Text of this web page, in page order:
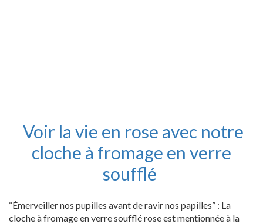
Voir la vie en rose avec notre
cloche à fromage en verre
soufflé
“Émerveiller nos pupilles avant de ravir nos papilles” : La
cloche à fromage en verre soufflé rose est mentionnée à la